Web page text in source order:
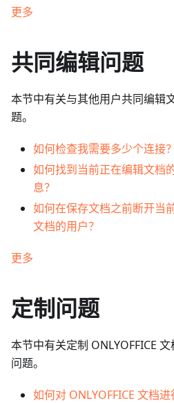
更多
共同编辑问题
本节中有关与其他用户共同编辑
题。
如何检查我需要多少个连接？
如何找到当前正在编辑文档
息？
如何在保存文档之前断开当
文档的用户？
更多
定制问题
本节中有关定制 ONLYOFFICE
问题。
如何对 ONLYOFFICE 文档进